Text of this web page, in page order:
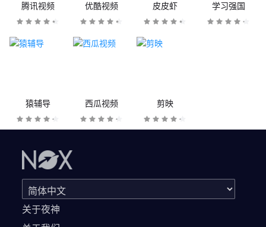
腾讯视频 优酷视频 皮皮虾 学习强国
猿辅导 西瓜视频 剪映
关于夜神